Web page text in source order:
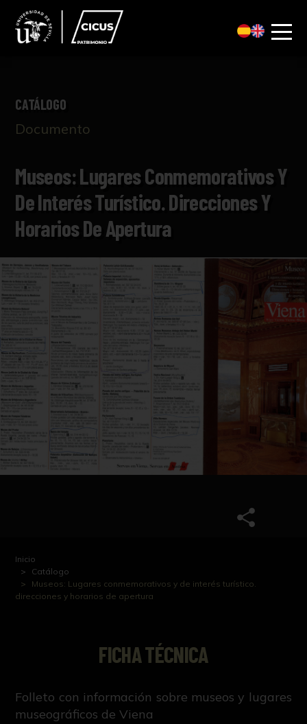
CATÁLOGO
Documento
Museos: Lugares Conmemorativos Y
De Interés Turístico. Direcciones Y
Horarios De Apertura
Inicio
Catálogo
Museos: Lugares conmemorativos y de interés turístico.
direcciones y horarios de apertura
FICHA TÉCNICA
Folleto con información sobre museos y lugares
museográficos de Viena